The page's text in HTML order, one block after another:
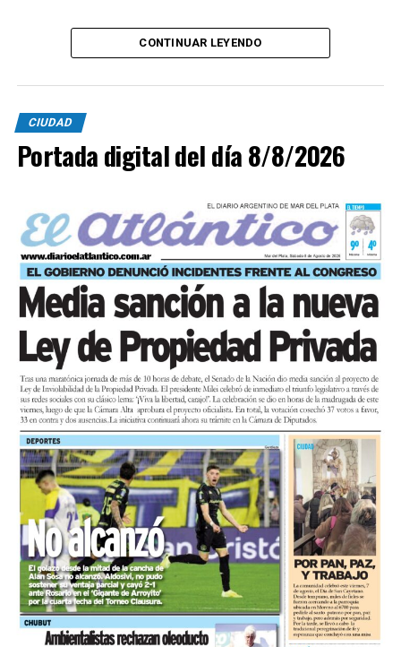
CONTINUAR LEYENDO
CIUDAD
Portada digital del día 8/8/2026